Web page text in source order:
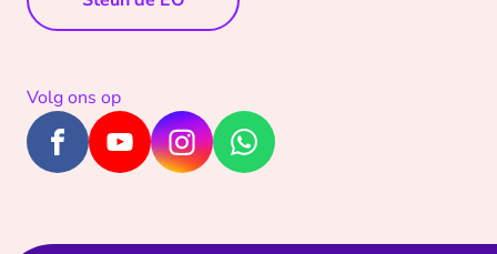
Volg ons op